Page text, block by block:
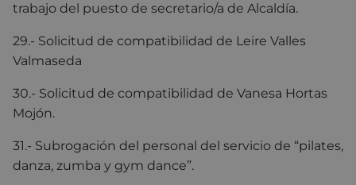
trabajo del puesto de secretario/a de Alcaldía.
29.- Solicitud de compatibilidad de Leire Valles
Valmaseda
30.- Solicitud de compatibilidad de Vanesa Hortas
Mojón.
31.- Subrogación del personal del servicio de “pilates,
danza, zumba y gym dance”.